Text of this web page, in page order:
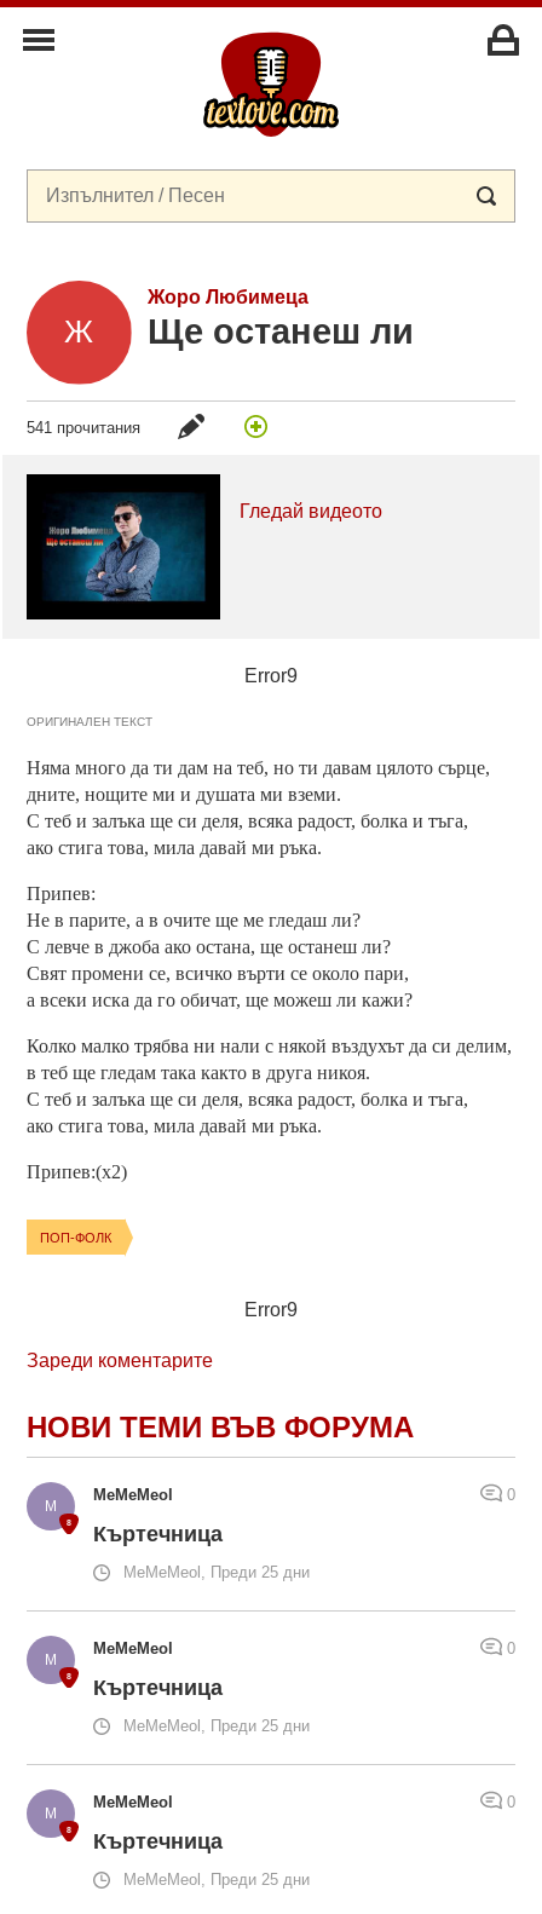
Жоро Любимеца
Ще останеш ли
541 прочитания
Гледай видеото
Error9
ОРИГИНАЛЕН ТЕКСТ
Няма много да ти дам на теб, но ти давам цялото сърце,
дните, нощите ми и душата ми вземи.
С теб и залъка ще си деля, всяка радост, болка и тъга,
ако стига това, мила давай ми ръка.
Припев:
Не в парите, а в очите ще ме гледаш ли?
С левче в джоба ако остана, ще останеш ли?
Свят промени се, всичко върти се около пари,
а всеки иска да го обичат, ще можеш ли кажи?
Колко малко трябва ни нали с някой въздухът да си делим,
в теб ще гледам така както в друга никоя.
С теб и залъка ще си деля, всяка радост, болка и тъга,
ако стига това, мила давай ми ръка.
Припев:(x2)
ПОП-ФОЛК
Error9
Зареди коментарите
НОВИ ТЕМИ ВЪВ ФОРУМА
MeMeMeol 0
Къртечница
MeMeMeol, Преди 25 дни
MeMeMeol 0
Къртечница
MeMeMeol, Преди 25 дни
MeMeMeol 0
Къртечница
MeMeMeol, Преди 25 дни